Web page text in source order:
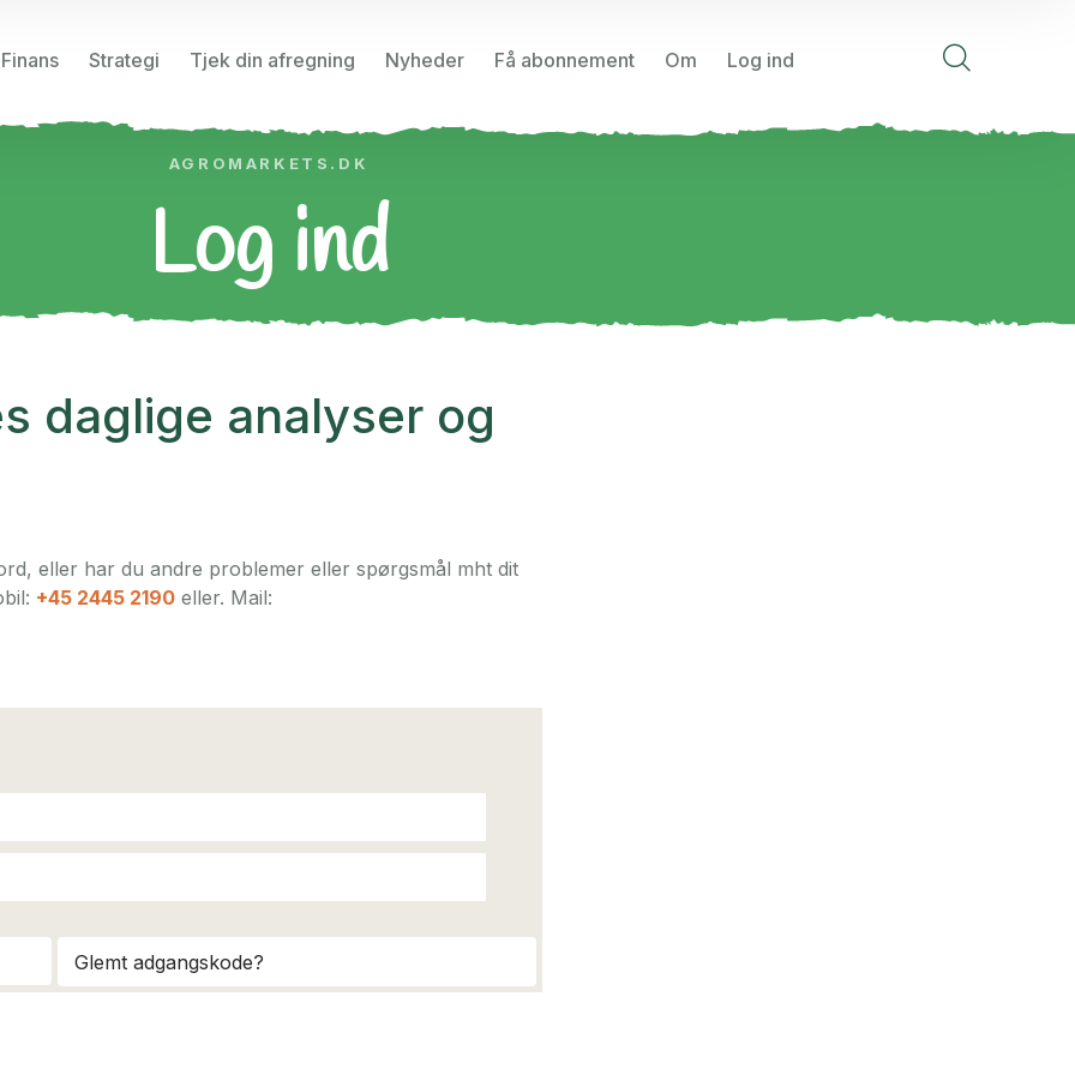
Finans Strategi Tjek din afregning Nyheder Få abonnement Om Log ind
AGROMARKETS.DK
Log ind
daglige analyser og
eller har du andre problemer eller spørgsmål mht dit
+45 2445 2190 eller. Mail:
Glemt adgangskode?